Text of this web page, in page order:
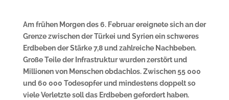
Am frühen Morgen des 6. Februar ereignete sich an der
Grenze zwischen der Türkei und Syrien ein schweres
Erdbeben der Stärke 7,8 und zahlreiche Nachbeben.
Große Teile der Infrastruktur wurden zerstört und
Millionen von Menschen obdachlos. Zwischen 55 000
und 60 000 Todesopfer und mindestens doppelt so
viele Verletzte soll das Erdbeben gefordert haben.